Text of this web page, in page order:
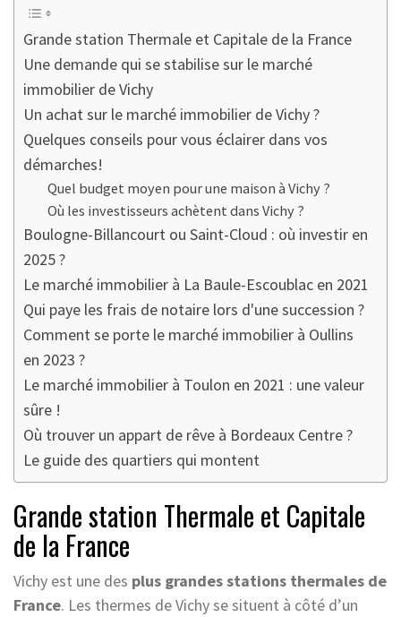
Grande station Thermale et Capitale de la France
Une demande qui se stabilise sur le marché
immobilier de Vichy
Un achat sur le marché immobilier de Vichy ?
Quelques conseils pour vous éclairer dans vos
démarches!
Quel budget moyen pour une maison à Vichy ?
Où les investisseurs achètent dans Vichy ?
Boulogne-Billancourt ou Saint-Cloud : où investir en
2025 ?
Le marché immobilier à La Baule-Escoublac en 2021
Qui paye les frais de notaire lors d'une succession ?
Comment se porte le marché immobilier à Oullins
en 2023 ?
Le marché immobilier à Toulon en 2021 : une valeur
sûre !
Où trouver un appart de rêve à Bordeaux Centre ?
Le guide des quartiers qui montent
Grande station Thermale et Capitale
de la France
Vichy est une des plus grandes stations thermales de
France. Les thermes de Vichy se situent à côté d’un